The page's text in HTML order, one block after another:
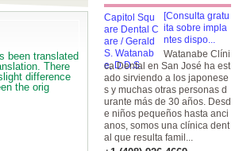
[Consulta gratu
ita sobre impla
ntes dispo...
Watanabe Clíni
ca Dental en San José ha est
ado sirviendo a los japonese
s y muchas otras personas d
urante más de 30 años. Desd
e niños pequeños hasta anci
anos, somos una clínica dent
al que resulta famil...